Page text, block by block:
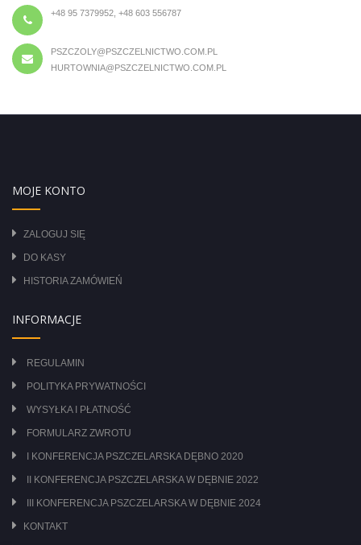
+48 95 7379952, +48 603 556787
PSZCZOLY@PSZCZELNICTWO.COM.PL
HURTOWNIA@PSZCZELNICTWO.COM.PL
MOJE KONTO
ZALOGUJ SIĘ
DO KASY
HISTORIA ZAMÓWIEŃ
INFORMACJE
REGULAMIN
POLITYKA PRYWATNOŚCI
WYSYŁKA I PŁATNOŚĆ
FORMULARZ ZWROTU
I KONFERENCJA PSZCZELARSKA DĘBNO 2020
II KONFERENCJA PSZCZELARSKA W DĘBNIE 2022
III KONFERENCJA PSZCZELARSKA W DĘBNIE 2024
KONTAKT